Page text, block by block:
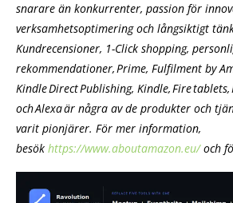
snarare än konkurrenter, passion för
verksamhetsoptimering och långsiktigt
Kundrecensioner, 1-Click shopping,
rekommendationer, Prime, Fulfilment by
Kindle Direct Publishing, Kindle, Fire tablets,
och Alexa är några av de produkter och
varit pionjärer. För mer information,
besök https://www.aboutamazon.eu/och